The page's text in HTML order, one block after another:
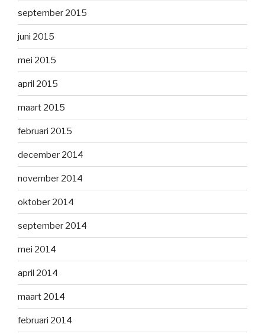
september 2015
juni 2015
mei 2015
april 2015
maart 2015
februari 2015
december 2014
november 2014
oktober 2014
september 2014
mei 2014
april 2014
maart 2014
februari 2014